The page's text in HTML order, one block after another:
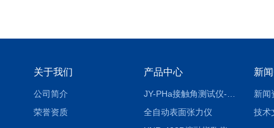
关于我们
公司简介
荣誉资质
产品中心
全自动表面张力仪
新
新闻
技术